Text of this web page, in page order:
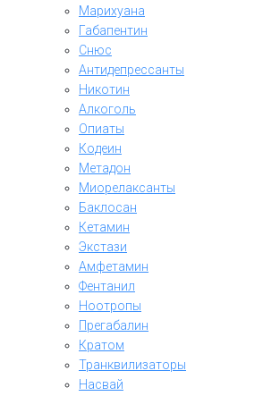
Марихуана
Габапентин
Снюс
Антидепрессанты
Никотин
Алкоголь
Опиаты
Кодеин
Метадон
Миорелаксанты
Баклосан
Кетамин
Экстази
Амфетамин
Фентанил
Ноотропы
Прегабалин
Кратом
Транквилизаторы
Насвай